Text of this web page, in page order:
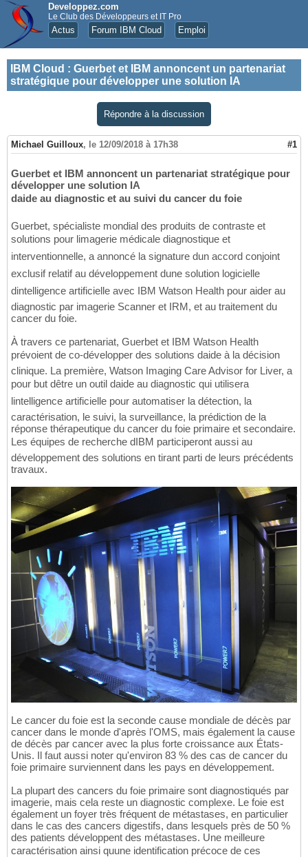
Developpez.com
Le Club des Développeurs et IT Pro
Actus Forum IBM Cloud Emploi
IBM Cloud : Guerbet et IBM annoncent un partenariat
stratégique pour développer une solution IA
Répondre à la discussion
Michael Guilloux, le 12/09/2018 à 17h38 #1
Guerbet et IBM annoncent un partenariat stratégique pour
développer une solution IA
daide au diagnostic et au suivi du cancer du foie
Guerbet, spécialiste mondial des produits de contraste et
solutions pour limagerie médicale diagnostique et
interventionnelle, a annoncé la signature dun accord conjoint
exclusif relatif au développement dune solution logicielle
dintelligence artificielle avec IBM Watson Health pour aider au
diagnostic par imagerie Scanner et IRM, et au traitement du
cancer du foie.
À travers ce partenariat, Guerbet et IBM Watson Health
prévoient de co-développer des solutions daide à la décision
clinique. La première, Watson Imaging Care Advisor for Liver, a
pour but dêtre un outil daide au diagnostic qui utilisera
lintelligence artificielle pour automatiser la détection, la
caractérisation, le suivi, la surveillance, la prédiction de la
réponse thérapeutique du cancer du foie primaire et secondaire.
Les équipes de recherche dIBM participeront aussi au
développement des solutions en tirant parti de leurs précédents
travaux.
Le cancer du foie est la seconde cause mondiale de décès par
cancer dans le monde d'après l'OMS, mais également la cause
de décès par cancer avec la plus forte croissance aux États-
Unis. Il faut aussi noter qu'environ 83 % des cas de cancer du
foie primaire surviennent dans les pays en développement.
La plupart des cancers du foie primaire sont diagnostiqués par
imagerie, mais cela reste un diagnostic complexe. Le foie est
également un foyer très fréquent de métastases, en particulier
dans le cas des cancers digestifs, dans lesquels près de 50 %
des patients développent des métastases. Une meilleure
caractérisation ainsi quune identification précoce de ces